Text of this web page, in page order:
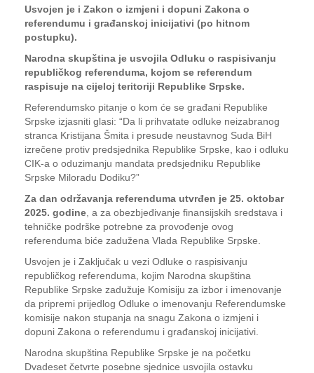
Usvojen je i Zakon o izmjeni i dopuni Zakona o
referendumu i građanskoj inicijativi (po hitnom
postupku).
Narodna skupština je usvojila Odluku o raspisivanju
republičkog referenduma, kojom se referendum
raspisuje na cijeloj teritoriji Republike Srpske.
Referendumsko pitanje o kom će se građani Republike
Srpske izjasniti glasi: “Da li prihvatate odluke neizabranog
stranca Kristijana Šmita i presude neustavnog Suda BiH
izrečene protiv predsjednika Republike Srpske, kao i odluku
CIK-a o oduzimanju mandata predsjedniku Republike
Srpske Miloradu Dodiku?”
Za dan održavanja referenduma utvrđen je 25. oktobar
2025. godine , a za obezbjeđivanje finansijskih sredstava i
tehničke podrške potrebne za provođenje ovog
referenduma biće zadužena Vlada Republike Srpske.
Usvojen je i Zaključak u vezi Odluke o raspisivanju
republičkog referenduma, kojim Narodna skupština
Republike Srpske zadužuje Komisiju za izbor i imenovanje
da pripremi prijedlog Odluke o imenovanju Referendumske
komisije nakon stupanja na snagu Zakona o izmjeni i
dopuni Zakona o referendumu i građanskoj inicijativi.
Narodna skupština Republike Srpske je na početku
Dvadeset četvrte posebne sjednice usvojila ostavku